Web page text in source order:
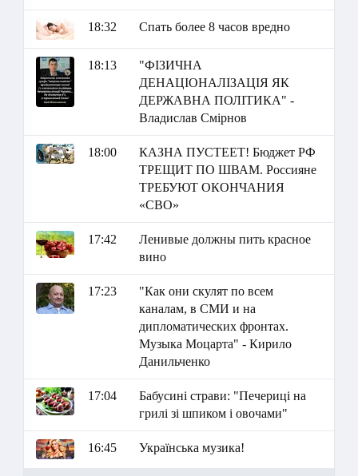
18:32 Спать более 8 часов вредно
18:13
"ФІЗИЧНА
ДЕНАЦІОНАЛІЗАЦІЯ ЯК
ДЕРЖАВНА ПОЛІТИКА" -
Владислав Смірнов
18:00
КАЗНА ПУСТЕЕТ! Бюджет РФ
ТРЕЩИТ ПО ШВАМ. Россияне
ТРЕБУЮТ ОКОНЧАНИЯ
«СВО»
17:42
Ленивые должны пить красное
вино
17:23
"Как они скулят по всем
каналам, в СМИ и на
дипломатических фронтах.
Музыка Моцарта" - Кирило
Данильченко
17:04
Бабусині страви: "Печериці на
грилі зі шпиком і овочами"
16:45 Українська музика!